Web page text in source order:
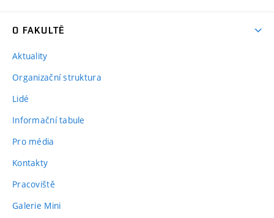
O FAKULTĚ
Aktuality
Organizační struktura
Lidé
Informační tabule
Pro média
Kontakty
Pracoviště
Galerie Mini